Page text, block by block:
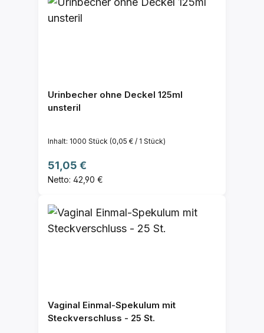
Urinbecher ohne Deckel 125ml
unsteril
Inhalt: 1000 Stück (0,05 € / 1 Stück)
Regulärer Preis:
51,05 €
Netto: 42,90 €
Vaginal Einmal-Spekulum mit
Steckverschluss - 25 St.